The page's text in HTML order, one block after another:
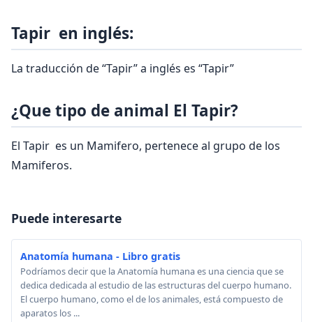
Tapir en inglés:
La traducción de “Tapir” a inglés es “Tapir”
¿Que tipo de animal El Tapir?
El Tapir es un Mamifero, pertenece al grupo de los
Mamiferos.
Puede interesarte
Anatomía humana - Libro gratis
Podríamos decir que la Anatomía humana es una ciencia que se
dedica dedicada al estudio de las estructuras del cuerpo humano.
El cuerpo humano, como el de los animales, está compuesto de
aparatos los ...